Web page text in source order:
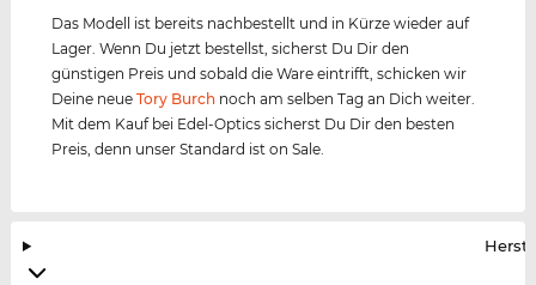
Das Modell ist bereits nachbestellt und in Kürze wieder auf
Lager. Wenn Du jetzt bestellst, sicherst Du Dir den
günstigen Preis und sobald die Ware eintrifft, schicken wir
Deine neueTory Burch noch am selben Tag an Dich weiter.
Mit dem Kauf bei Edel-Optics sicherst Du Dir den besten
Preis, denn unser Standard ist on Sale.